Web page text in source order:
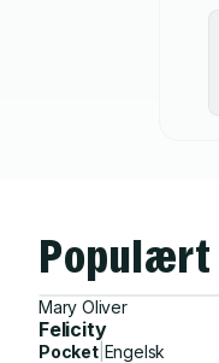
Populært
Mary Oliver
Felicity
Pocket| Engelsk